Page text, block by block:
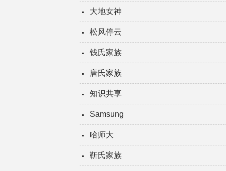
大地女神
松风停云
钱氏家族
唐氏家族
知识共享
Samsung
哈师大
靳氏家族